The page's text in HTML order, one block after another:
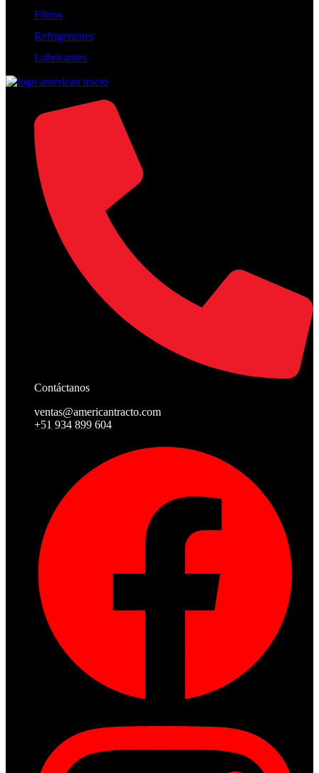
Filtros
Refrigerantes
Lubricantes
Contáctanos
ventas@americantracto.com
+51 934 899 604